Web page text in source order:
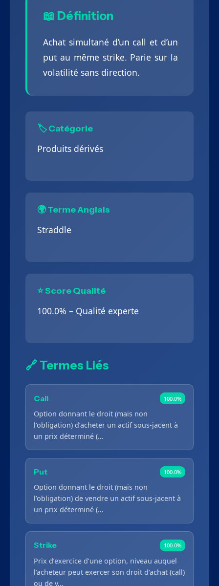
📖 Définition
Achat simultané d’un call et d’un
put au même strike. Parie sur la
volatilité sans direction.
🏷️ Catégorie
Produits dérivés
🌍 Terme Anglais
Straddle
⭐ Score Qualité
100.0% – Qualité experte
🔗 Termes Liés
Call 100.0%
Option donnant le droit (mais non
l’obligation) d’acheter un actif sous-jacent à
un prix déterminé (…
Put 100.0%
Option donnant le droit (mais non
l’obligation) de vendre un actif sous-jacent à
un prix déterminé (…
Strike 100.0%
Prix d’exercice d’une option, niveau auquel
l’acheteur peut exercer son droit d’achat (call)
ou de v…